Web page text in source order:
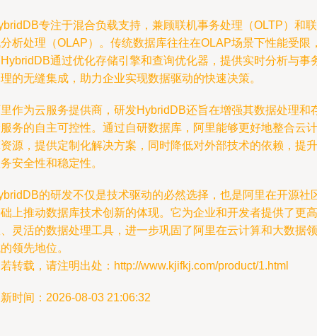
专注于混合负载支持，兼顾联机事务处理（OLTP）和联
析处理（OLAP）。传统数据库往往在OLAP场景下性能受限
通过优化存储引擎和查询优化器，提供实时分析与事
的无缝集成，助力企业实现数据驱动的快速决策。
作为云服务提供商，研发HybridDB还旨在增强其数据处理和
务的自主可控性。通过自研数据库，阿里能够更好地整合云计
源，提供定制化解决方案，同时降低对外部技术的依赖，提升
安全性和稳定性。
的研发不仅是技术驱动的必然选择，也是阿里在开源社
上推动数据库技术创新的体现。它为企业和开发者提供了更高
灵活的数据处理工具，进一步巩固了阿里在云计算和大数据领
领先地位。
转载，请注明出处：http://www.kjifkj.com/product/1.html
时间：2026-08-03 21:06:32